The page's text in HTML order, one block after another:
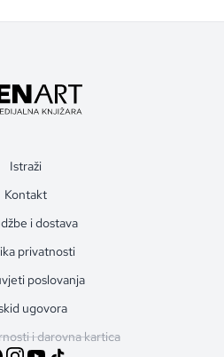
Istraži
Kontakt
i dostava
privatnosti
poslovanja
ugovora
i darovna kartica